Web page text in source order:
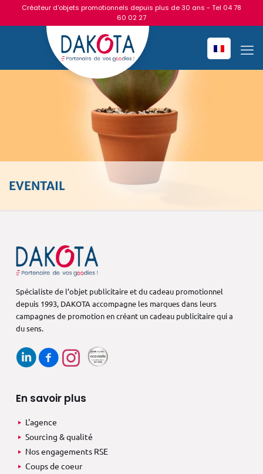
Créateur d'objets promotionnels depuis plus de 30 ans - Tel 04 78
60 02 27
EVENTAIL
Spécialiste de l’objet publicitaire et du cadeau promotionnel
depuis 1993, DAKOTA accompagne les marques dans leurs
campagnes de promotion en créant un cadeau publicitaire qui a
du sens.
En savoir plus
L'agence
Sourcing & qualité
Nos engagements RSE
Coups de coeur